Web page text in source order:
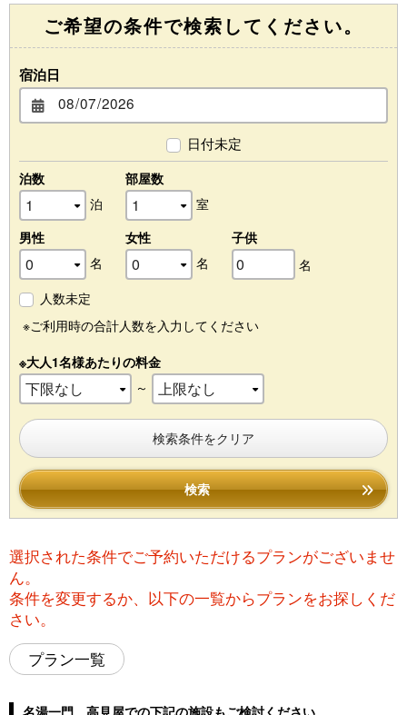
ご希望の条件で検索してください。
宿泊日
日付未定
泊数
泊
部屋数
室
男性
名
女性
名
子供
名
人数未定
※ご利用時の合計人数を入力してください
※大人1名様あたりの料金
～
検索条件をクリア
検索
選択された条件でご予約いただけるプランがございませ
ん。
条件を変更するか、以下の一覧からプランをお探しくだ
さい。
プラン一覧